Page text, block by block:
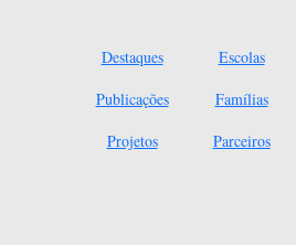
Destaques
Publicações
Projetos
Escolas
Famílias
Parceiros